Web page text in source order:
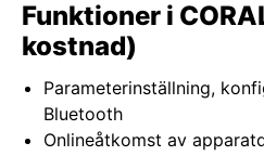
Funktioner i
kostnad)
Parameterinställning,
Bluetooth
Onlineåtkomst av